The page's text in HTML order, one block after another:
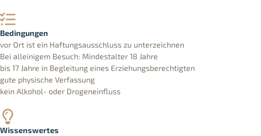
Bedingungen
vor Ort ist ein Haftungsausschluss zu unterzeichnen
Bei alleinigem Besuch: Mindestalter 18 Jahre
bis 17 Jahre in Begleitung eines Erziehungsberechtigten
gute physische Verfassung
kein Alkohol- oder Drogeneinfluss
Wissenswertes